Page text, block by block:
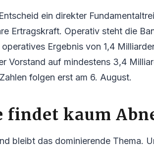
ein direkter
Ertragskraft. Operativ steht die
Ergebnis von 1,4
Vorstand auf mindestens 3,4
folgen erst am 6. August.
findet kaum
bleibt das dominierende Thema.